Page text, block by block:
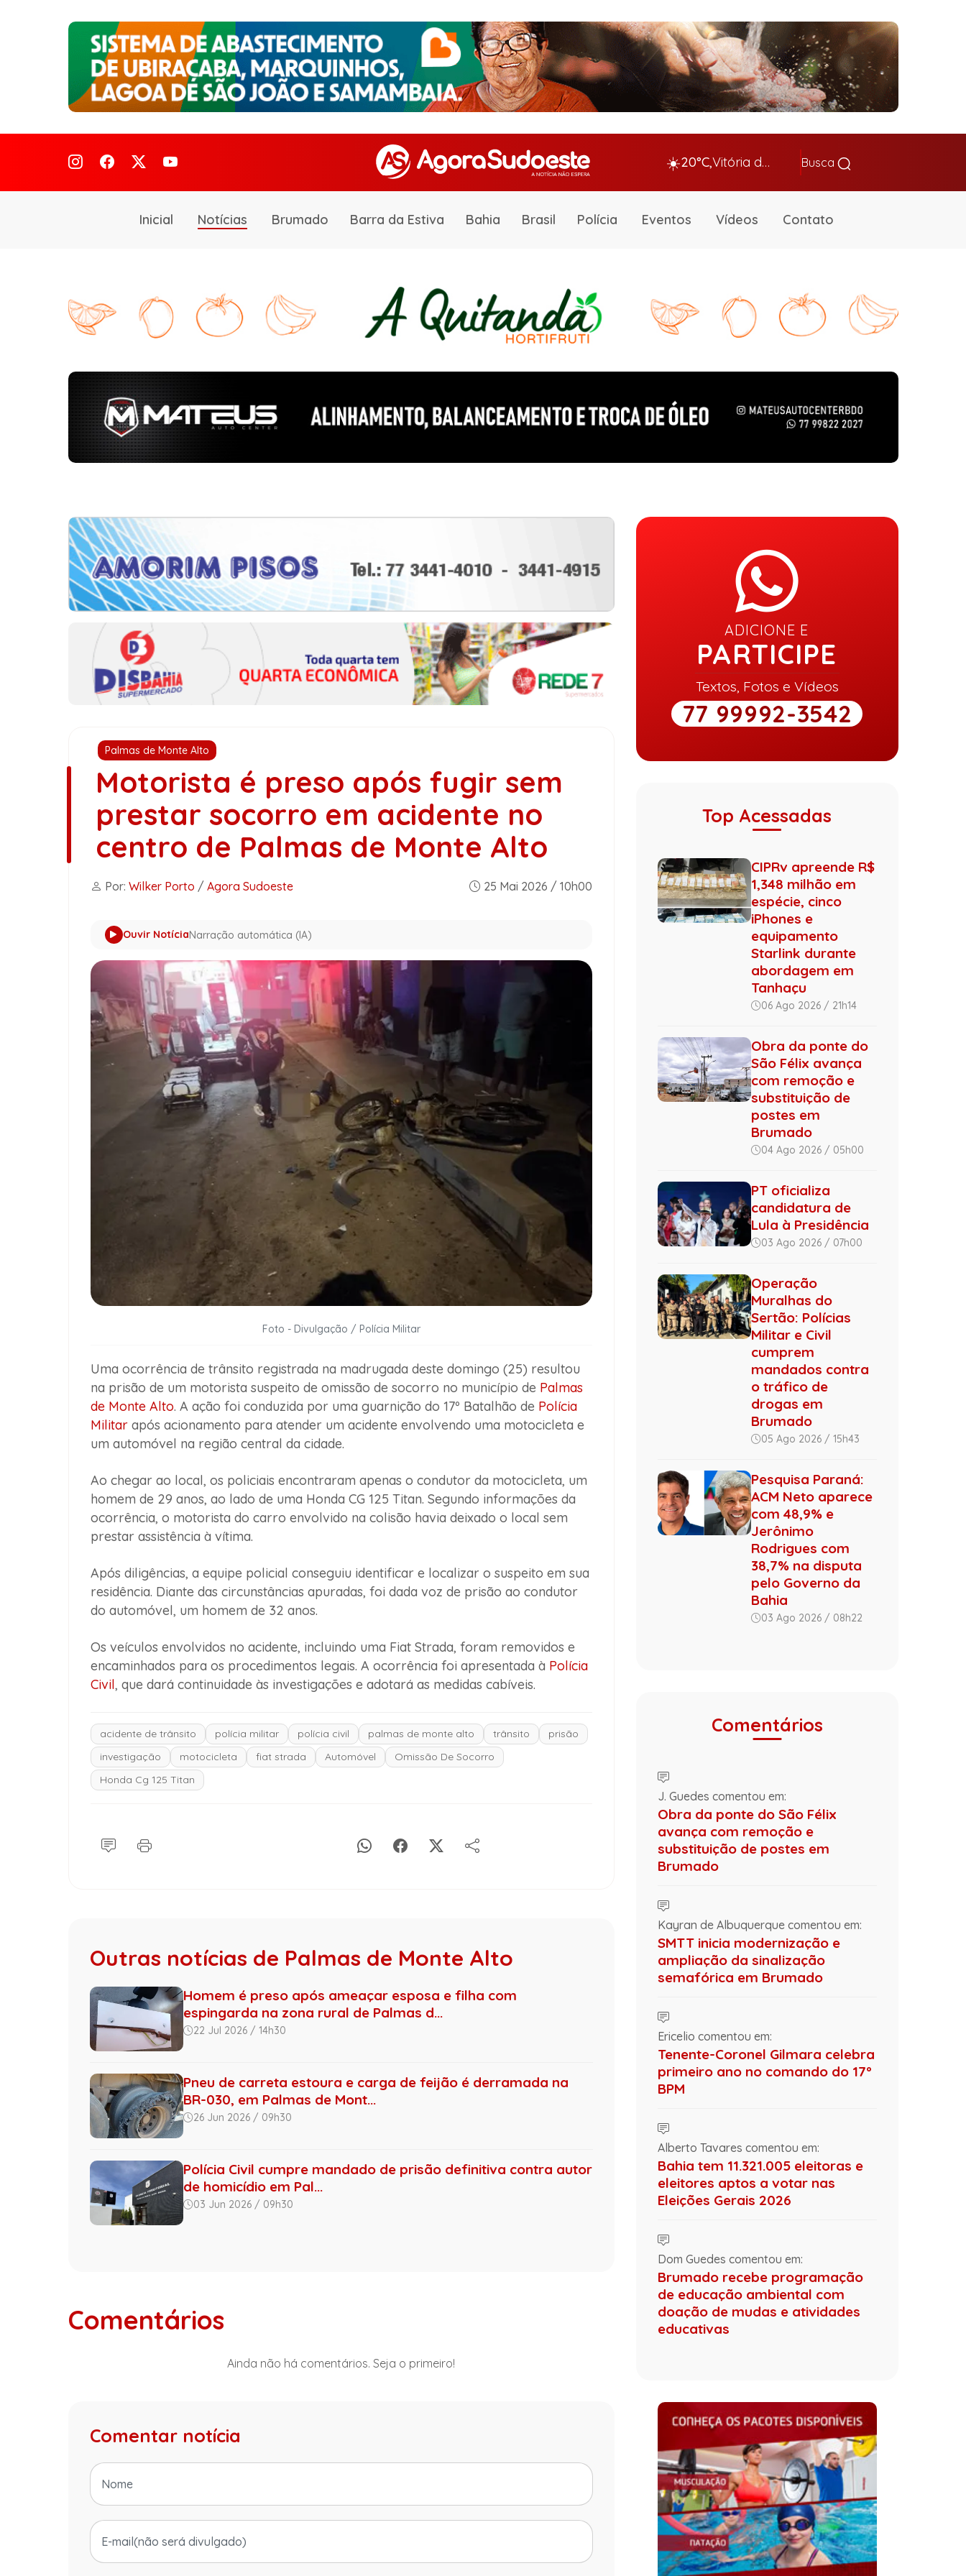
☀️20°C, Vitória da Conq… Busca
Inicial Notícias Brumado Barra da Estiva Bahia Brasil Polícia Eventos Vídeos Contato
Palmas de Monte Alto
Motorista é preso após fugir sem
prestar socorro em acidente no
centro de Palmas de Monte Alto
Por: Wilker Porto / Agora Sudoeste 25 Mai 2026 / 10h00
Ouvir NotíciaNarração automática (IA)
Foto - Divulgação / Polícia Militar
Uma ocorrência de trânsito registrada na madrugada deste domingo (25) resultou
na prisão de um motorista suspeito de omissão de socorro no município de Palmas
de Monte Alto. A ação foi conduzida por uma guarnição do 17º Batalhão de Polícia
Militarapós acionamento para atender um acidente envolvendo uma motocicleta e
um automóvel na região central da cidade.
Ao chegar ao local, os policiais encontraram apenas o condutor da motocicleta, um
homem de 29 anos, ao lado de uma Honda CG 125 Titan. Segundo informações da
ocorrência, o motorista do carro envolvido na colisão havia deixado o local sem
prestar assistência à vítima.
Após diligências, a equipe policial conseguiu identificar e localizar o suspeito em sua
residência. Diante das circunstâncias apuradas, foi dada voz de prisão ao condutor
do automóvel, um homem de 32 anos.
Os veículos envolvidos no acidente, incluindo uma Fiat Strada, foram removidos e
encaminhados para os procedimentos legais. A ocorrência foi apresentada à Polícia
Civil, que dará continuidade às investigações e adotará as medidas cabíveis.
acidente de trânsito polícia militar polícia civil palmas de monte alto trânsito
prisão
investigação
motocicleta fiat strada Automóvel
Omissão De Socorro
Honda Cg 125 Titan
Outras notícias de Palmas de Monte Alto
Homem é preso após ameaçar esposa e filha com
espingarda na zona rural de Palmas d...
22 Jul 2026 / 14h30
Pneu de carreta estoura e carga de feijão é derramada na
BR-030, em Palmas de Mont...
26 Jun 2026 / 09h30
Polícia Civil cumpre mandado de prisão definitiva contra autor
de homicídio em Pal...
03 Jun 2026 / 09h30
Comentários
Ainda não há comentários. Seja o primeiro!
Comentar notícia
ADICIONE E
PARTICIPE
Textos, Fotos e Vídeos
77 99992-3542
Top Acessadas
CIPRv apreende R$
1,348 milhão em
espécie, cinco
iPhones e
equipamento
Starlink durante
abordagem em
Tanhaçu
06 Ago 2026 / 21h14
Obra da ponte do
São Félix avança
com remoção e
substituição de
postes em
Brumado
04 Ago 2026 / 05h00
PT oficializa
candidatura de
Lula à Presidência
03 Ago 2026 / 07h00
Operação
Muralhas do
Sertão: Polícias
Militar e Civil
cumprem
mandados contra
o tráfico de
drogas em
Brumado
05 Ago 2026 / 15h43
Pesquisa Paraná:
ACM Neto aparece
com 48,9% e
Jerônimo
Rodrigues com
38,7% na disputa
pelo Governo da
Bahia
03 Ago 2026 / 08h22
Comentários
J. Guedes comentou em:
Obra da ponte do São Félix
avança com remoção e
substituição de postes em
Brumado
Kayran de Albuquerque comentou em:
SMTT inicia modernização e
ampliação da sinalização
semafórica em Brumado
Ericelio comentou em:
Tenente-Coronel Gilmara celebra
primeiro ano no comando do 17º
BPM
Alberto Tavares comentou em:
Bahia tem 11.321.005 eleitoras e
eleitores aptos a votar nas
Eleições Gerais 2026
Dom Guedes comentou em:
Brumado recebe programação
de educação ambiental com
doação de mudas e atividades
educativas